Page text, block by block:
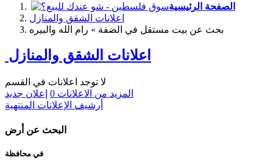
الصفحة الرئيسية
اعلانات الشقق والمنازل
بحث عن بيت مستقل في الضفة » رام الله والبيره
اعلانات الشقق والمنازل
لا توجد اعلانات في القسم
المزيد من الاعلانات 0 إعلان جديد
أرشيف الإعلانات المنتهية
البحث عن أرض
في محافظة